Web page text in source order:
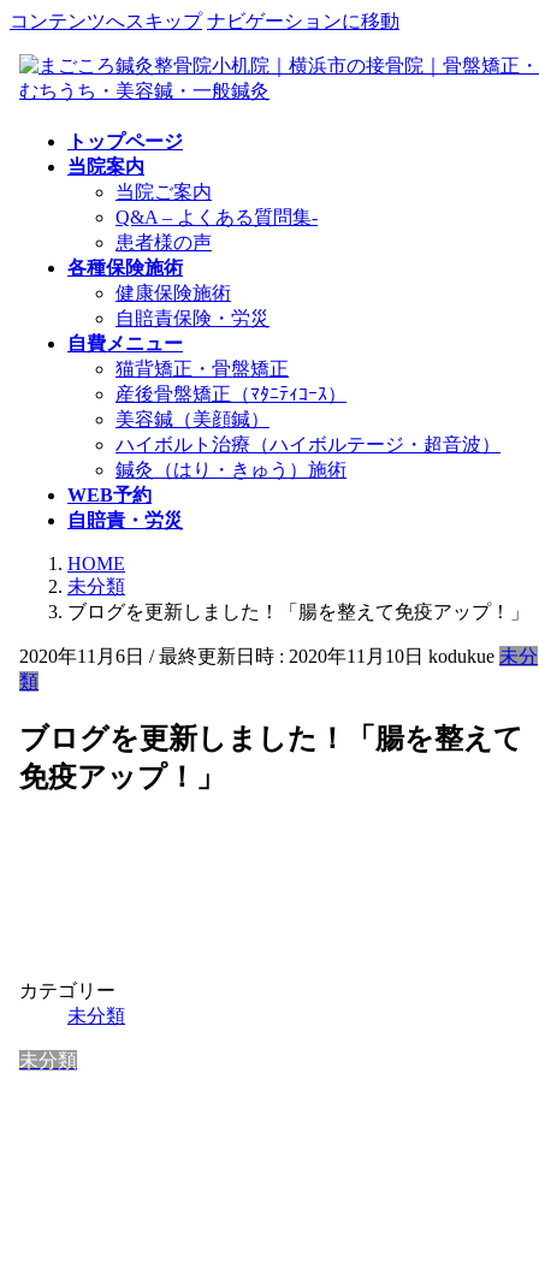
コンテンツへスキップ ナビゲーションに移動
トップページ
当院案内
当院ご案内
Q&A – よくある質問集-
患者様の声
各種保険施術
健康保険施術
自賠責保険・労災
自費メニュー
猫背矯正・骨盤矯正
産後骨盤矯正（ﾏﾀﾆﾃｨｺｰｽ）
美容鍼（美顔鍼）
ハイボルト治療（ハイボルテージ・超音波）
鍼灸（はり・きゅう）施術
WEB予約
自賠責・労災
HOME
未分類
ブログを更新しました！「腸を整えて免疫アップ！」
2020年11月6日 / 最終更新日時 : 2020年11月10日 kodukue 未分
類
ブログを更新しました！「腸を整えて
免疫アップ！」
カテゴリー
未分類
未分類